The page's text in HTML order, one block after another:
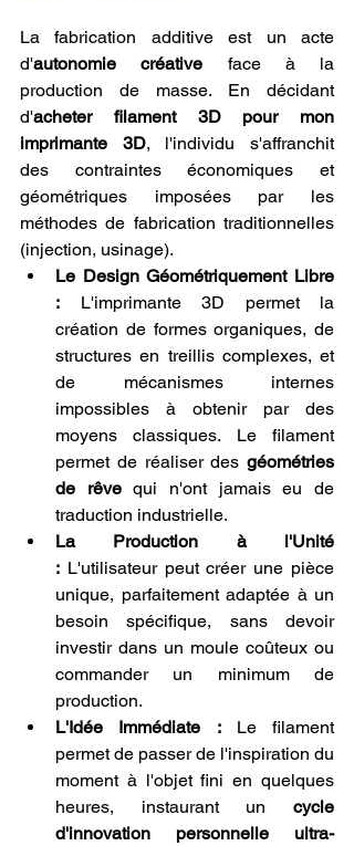
La fabrication additive est un acte
d'autonomie créative face à la
production de masse. En décidant
d'acheter filament 3D pour mon
imprimante 3D, l'individu s'affranchit
des contraintes économiques et
géométriques imposées par les
méthodes de fabrication traditionnelles
(injection, usinage).
Le Design Géométriquement Libre
: L'imprimante 3D permet la
création de formes organiques, de
structures en treillis complexes, et
de mécanismes internes
impossibles à obtenir par des
moyens classiques. Le filament
permet de réaliser des géométries
de rêve qui n'ont jamais eu de
traduction industrielle.
La Production à l'Unité
: L'utilisateur peut créer une pièce
unique, parfaitement adaptée à un
besoin spécifique, sans devoir
investir dans un moule coûteux ou
commander un minimum de
production.
L'Idée Immédiate : Le filament
permet de passer de l'inspiration du
moment à l'objet fini en quelques
heures, instaurant un cycle
d'innovation personnelle ultra-